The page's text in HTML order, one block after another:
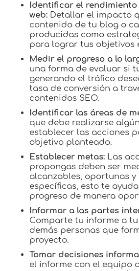
Identificar el
web: Detallar el impacto
contenido de tu blog o
producidas como
para lograr tus objetivos
Medir el progreso a lo
una forma de evaluar si
generando el tráfico
tasa de conversión a
contenidos SEO.
Identificar las áreas de
que debe realizarse
establecer las acciones
objetivo planteado.
Establecer metas: Las
propongas deben ser
alcanzables, oportunas
específicas, esto te
progreso de manera
Informar a las partes
Comparte tu informe a
demás personas que
proyecto.
Tomar decisiones
el informe con el equipo